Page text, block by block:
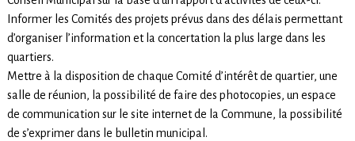
Informer les Comités des projets prévus dans des délais permettant
d’organiser l’information et la concertation la plus large dans les
quartiers.
Mettre à la disposition de chaque Comité d’intérêt de quartier, une
salle de réunion, la possibilité de faire des photocopies, un espace
de communication sur le site internet de la Commune, la possibilité
de s’exprimer dans le bulletin municipal.